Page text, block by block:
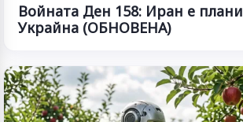
Войната Ден 158: Иран е
Украйна (ОБНОВЕНА)